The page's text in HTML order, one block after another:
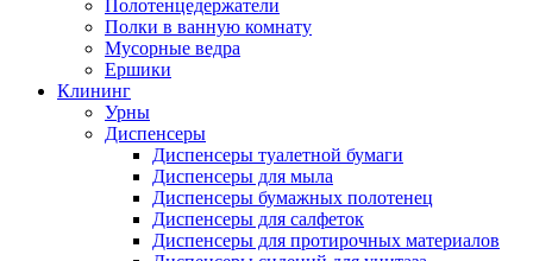
Полотенцедержатели
Полки в ванную комнату
Мусорные ведра
Ершики
Клининг
Урны
Диспенсеры
Диспенсеры туалетной бумаги
Диспенсеры для мыла
Диспенсеры бумажных полотенец
Диспенсеры для салфеток
Диспенсеры для протирочных материалов